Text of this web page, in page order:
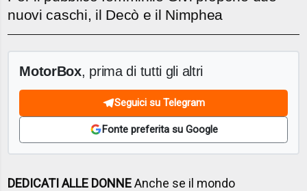
nuovi caschi, il Decò e il Nimphea
MotorBox, prima di tutti gli altri
Seguici su Telegram
Fonte preferita su Google
DEDICATI ALLE DONNEAnche se il mondo